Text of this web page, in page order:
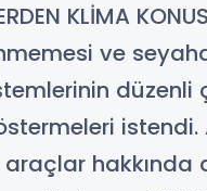
KLİMA
ve
düzenli
istendi.